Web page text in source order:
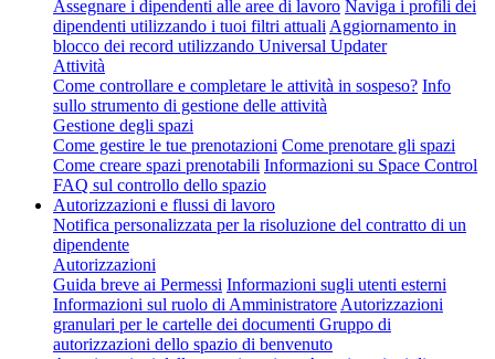
Assegnare i dipendenti alle aree di lavoro Naviga i profili dei
dipendenti utilizzando i tuoi filtri attuali Aggiornamento in
blocco dei record utilizzando Universal Updater
Attività
Come controllare e completare le attività in sospeso? Info
sullo strumento di gestione delle attività
Gestione degli spazi
Come gestire le tue prenotazioni Come prenotare gli spazi
Come creare spazi prenotabili Informazioni su Space Control
FAQ sul controllo dello spazio
Autorizzazioni e flussi di lavoro
Notifica personalizzata per la risoluzione del contratto di un
dipendente
Autorizzazioni
Guida breve ai Permessi Informazioni sugli utenti esterni
Informazioni sul ruolo di Amministratore Autorizzazioni
granulari per le cartelle dei documenti Gruppo di
autorizzazioni dello spazio di benvenuto